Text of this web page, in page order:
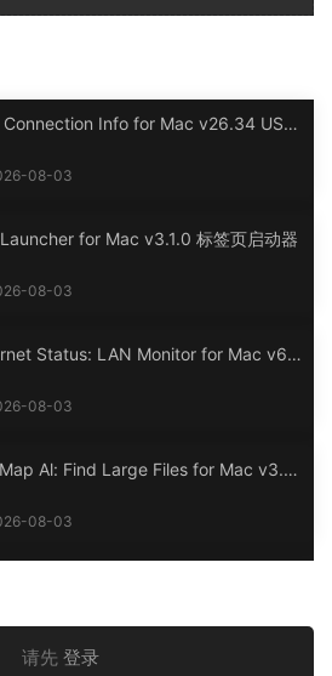
Connection Info for Mac v26.34 USB
08-03
for Mac v3.1.0 标签页启动器
08-03
Status: LAN Monitor for Mac v6.
08-03
Al: Find Large Files for Mac v3.1
08-03
请先 登录